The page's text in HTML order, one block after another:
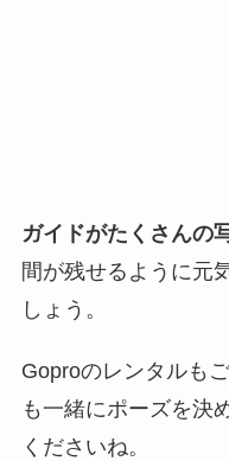
ガイドがたくさんの
間が残せるように元
しょう。
Goproのレンタルも
も一緒にポーズを決
くださいね。